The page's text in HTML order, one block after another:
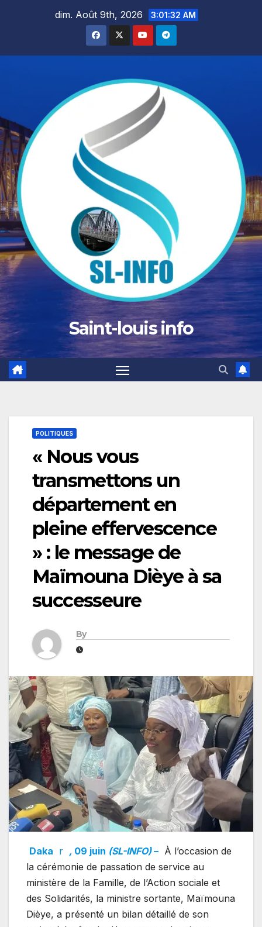
dim. Août 9th, 2026 3:01:33 AM
Saint-louis info
POLITIQUES
« Nous vous
transmettons un
département en
pleine effervescence
» : le message de
Maïmouna Dièye à sa
successeure
By
Daka r , 09 juin (SL-INFO)– À l’occasion de
la cérémonie de passation de service au
ministère de la Famille, de l’Action sociale et
des Solidarités, la ministre sortante, Maïmouna
Dièye, a présenté un bilan détaillé de son